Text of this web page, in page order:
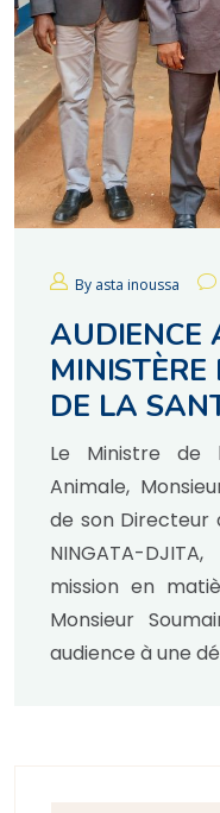
By asta inoussa
AUDIENCE
MINISTÈRE
DE LA
Le Ministre de
Animale,
de son Directeur
NINGATA-
mission en
Monsieur
audience à une